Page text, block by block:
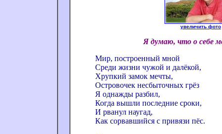
увеличить фото
Я думаю, что о себе
Мир, построенный мной
Среди жизни чужой и далёкой,
Хрупкий замок мечты,
Островочек несбыточных грёз
Я однажды разбил,
Когда вышли последние сроки,
И рванул наугад,
Как сорвавшийся с привязи пёс.